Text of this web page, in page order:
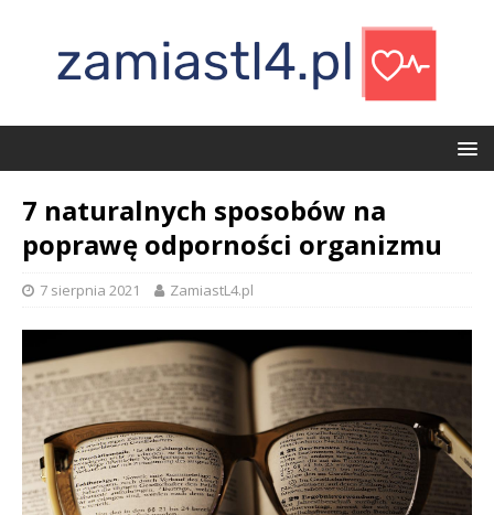
7 naturalnych sposobów na
poprawę odporności organizmu
7 sierpnia 2021 ZamiastL4.pl